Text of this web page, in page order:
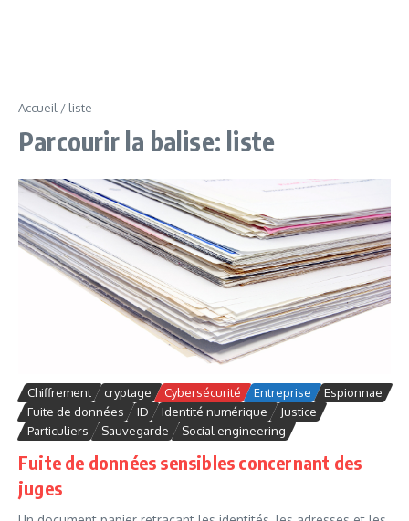
Accueil / liste
Parcourir la balise: liste
Chiffrement cryptage Cybersécurité Entreprise
Espionnae
Fuite de données
ID Identité numérique
Justice
Particuliers
Sauvegarde Social engineering
Fuite de données sensibles concernant des
juges